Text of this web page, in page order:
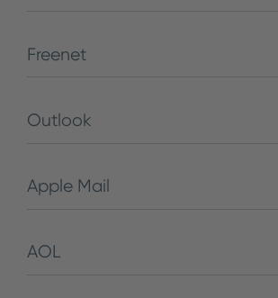
Freenet
Outlook
Apple Mail
AOL